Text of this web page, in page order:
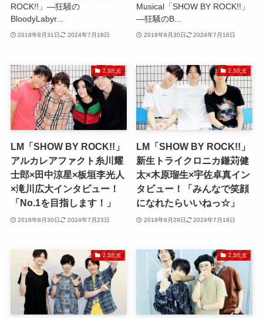
ROCK!!」―狂騒の
BloodyLabyr...
2018年8月31日 2024年7月18日
Musical「SHOW BY ROCK!!」
―狂騒のB...
2018年8月30日 2024年7月18日
2.5次元
LM「SHOW BY ROCK!!」
アルカレアファクト糸川耀
士郎×田中涼星×板垣李光人
×滝川広大インタビュー！
「No.1を目指します！」
2018年8月30日 2024年7月23日
2.5次元
LM「SHOW BY ROCK!!」
新生トライクロニカ鎌苅健
太×木原瑠生×宇佐卓真イン
タビュー！「みんなで笑顔
になれたらいいねっ☆」
2018年8月29日 2024年7月18日
2.5次元 2.5次元